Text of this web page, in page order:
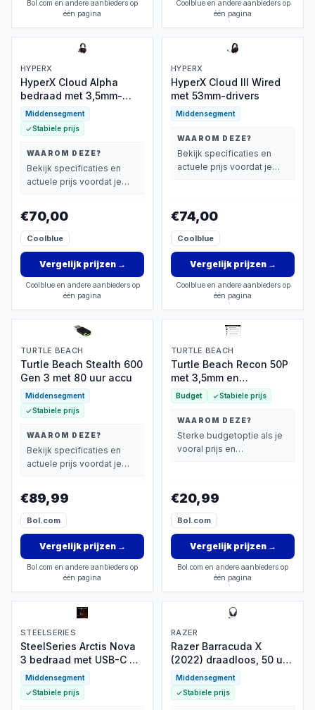
Bol.com en andere aanbieders op
één pagina
Coolblue en andere aanbieders op
één pagina
HYPERX
HyperX Cloud Alpha
bedraad met 3,5mm-
aansluiting
Middensegment
Stabiele prijs
WAAROM DEZE?
Bekijk specificaties en
actuele prijs voordat je
€70,00
Coolblue
Vergelijk prijzen→
Coolblue en andere aanbieders op
één pagina
HYPERX
HyperX Cloud III Wired
met 53mm-drivers
Middensegment
WAAROM DEZE?
Bekijk specificaties en
actuele prijs voordat je
€74,00
Coolblue
Vergelijk prijzen→
Coolblue en andere aanbieders op
één pagina
TURTLE BEACH
Turtle Beach Stealth 600
Gen 3 met 80 uur accu
Middensegment
Stabiele prijs
WAAROM DEZE?
Bekijk specificaties en
actuele prijs voordat je
€89,99
Bol.com
Vergelijk prijzen→
Bol.com en andere aanbieders op
één pagina
TURTLE BEACH
Turtle Beach Recon 50P
met 3,5mm en
afneembare microfoon
Budget Stabiele prijs
WAAROM DEZE?
Sterke budgetoptie als je
vooral prijs en
€20,99
Bol.com
Vergelijk prijzen→
Bol.com en andere aanbieders op
één pagina
STEELSERIES
SteelSeries Arctis Nova
3 bedraad met USB-C en
RGB
Middensegment
Stabiele prijs
RAZER
Razer Barracuda X
(2022) draadloos, 50 uur
accu
Middensegment
Stabiele prijs